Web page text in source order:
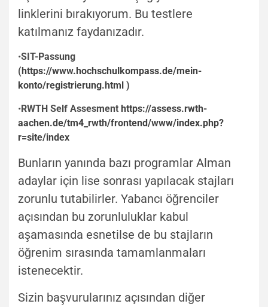
linklerini bırakıyorum. Bu testlere
katılmanız faydanızadır.
•SIT-Passung
(https://www.hochschulkompass.de/mein-
konto/registrierung.html )
•RWTH Self Assesment https://assess.rwth-
aachen.de/tm4_rwth/frontend/www/index.php?
r=site/index
Bunların yanında bazı programlar Alman
adaylar için lise sonrası yapılacak stajları
zorunlu tutabilirler. Yabancı öğrenciler
açısından bu zorunluluklar kabul
aşamasında esnetilse de bu stajların
öğrenim sırasında tamamlanmaları
istenecektir.
Sizin başvurularınız açısından diğer